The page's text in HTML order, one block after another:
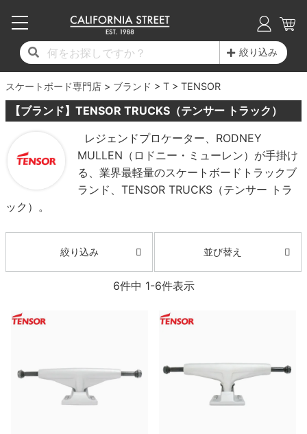
絞り込み
スケートボード専門店 ブランド T TENSOR
【ブランド】TENSOR TRUCKS（テンサー トラック）
レジェンドプロケーター、RODNEY
MULLEN（ロドニー・ミューレン）が手掛け
る、業界最軽量のスケートボードトラックブ
ランド、TENSOR TRUCKS（テンサー トラ
ック）。
絞り込み 並び替え
6件中 1-6件表示
17時までのご注文は当日発送！
11,000円以上で送料無料！
毎月1日はポイント5倍！10日と20日は3倍！
コンプリートセット（完成品）
デッキ
17時までのご注文は当日発送！
11,000円以上で送料無料！
毎月1日はポイント5倍！10日と20日は3倍！
デッキ新着一覧
デッキブランド一覧（全てのデッキ）
サイズからデッキを選ぶ
子供用デッキ
7.0inch以下
7.2inch
7.3inch
8.0inch
17時までのご注文は当日発送！
11,000円以上で送料無料！
毎月1日はポイント5倍！10日と20日は3倍！
トラック新着一覧
トラックブランド一覧（全てのトラック）
適合デッキサイズから選ぶ
7.0inch以下
7.2inch
7.3inch
7.5inch
8.1inch
17時までのご注文は当日発送！
11,000円以上で送料無料！
毎月1日はポイント5倍！10日と20日は3倍！
ウィール新着一覧
ウィールブランド一覧（全てのウィール）
ウィールをサイズから選ぶ
50mm
51mm
52mm
53mm
59mm
ボーンズ XF（エックスフォーミュラ）
ボーンズ STF（エスティーエフ）
ソフトウィール（クルーザー）
パーツ・その他
足回りセット（トラック・ウィールセット）
17時までのご注文は当日発送！
11,000円以上で送料無料！
毎月1日はポイント5倍！10日と20日は3倍！
シューズ新着一覧
シューズブランド一覧
シューズをサイズから選ぶ
20cm
21cm
22cm
22.5cm
25.5cm
インソール
17時までのご注文は当日発送！
11,000円以上で送料無料！
毎月1日はポイント5倍！10日と20日は3倍！
Tシャツ
ロングスリーブTシャツ
ジャケット
長袖ボタンシャツ
7分袖シャツ・ラグラン
17時までのご注文は当日発送！
11,000円以上で送料無料！
毎月1日はポイント5倍！10日と20日は3倍！
最新ブログ一覧
カテゴリー
17時までのご注文は当日発送！
11,000円以上で送料無料！
毎月1日はポイント5倍！10日と20日は3倍！
初心者の方へ
商品情報
ブランド紹介
17時までのご注文は当日発送！
11,000円以上で送料無料！
毎月1日はポイント5倍！10日と20日は3倍！
店舗情報
ショップライダー紹介
スタッフ紹介